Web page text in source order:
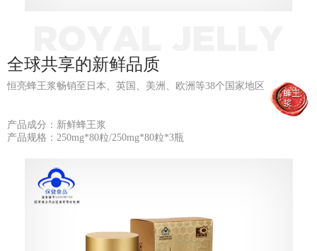
全球共享的新鲜品质
恒亮蜂王浆畅销至日本、英国、美洲、欧洲等38个国家地区
产品成分：新鲜蜂王浆
产品规格：250mg*80粒/250mg*80粒*3瓶